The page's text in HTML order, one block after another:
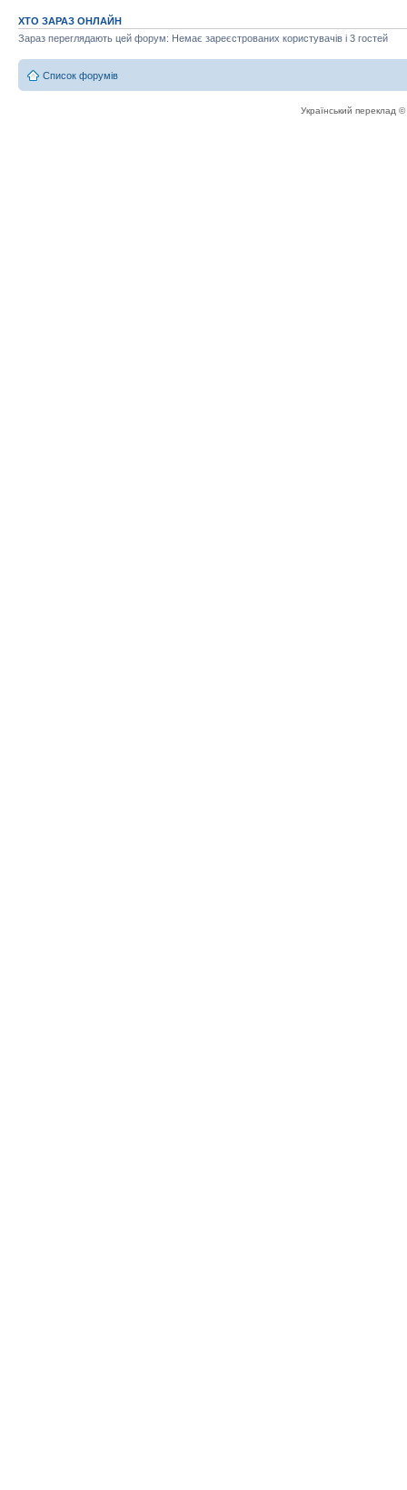
ХТО ЗАРАЗ ОНЛАЙН
Зараз переглядають цей форум: Немає зареєстрованих користувачів і 3 гостей
Список форумів
Український переклад